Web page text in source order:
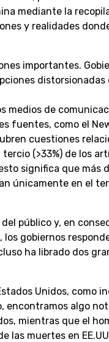
mediante la
y realidades
importantes.
medios de
fuentes, como el
cuestiones
(>33%) de los
significa que más
únicamente en el
público y, en
gobiernos
ha librado dos
Unidos, como
encontramos algo
mientras que el
las muertes en